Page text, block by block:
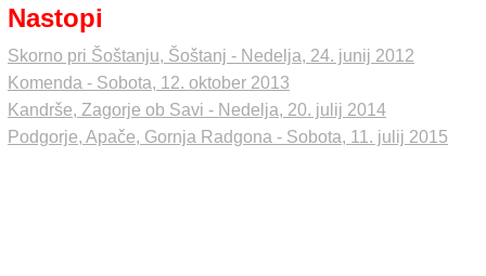
Nastopi
Skorno pri Šoštanju, Šoštanj - Nedelja, 24. junij 2012
Komenda - Sobota, 12. oktober 2013
Kandrše, Zagorje ob Savi - Nedelja, 20. julij 2014
Podgorje, Apače, Gornja Radgona - Sobota, 11. julij 2015